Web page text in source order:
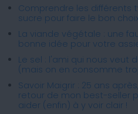
Comprendre les différents
sucre pour faire le bon
La viande végétale : une
bonne idée pour votre
Le sel : l'ami qui nous veut
(mais on en consomme
Savoir Maigrir : 25 ans
retour de mon best-seller
aider (enfin) à y voir clair !